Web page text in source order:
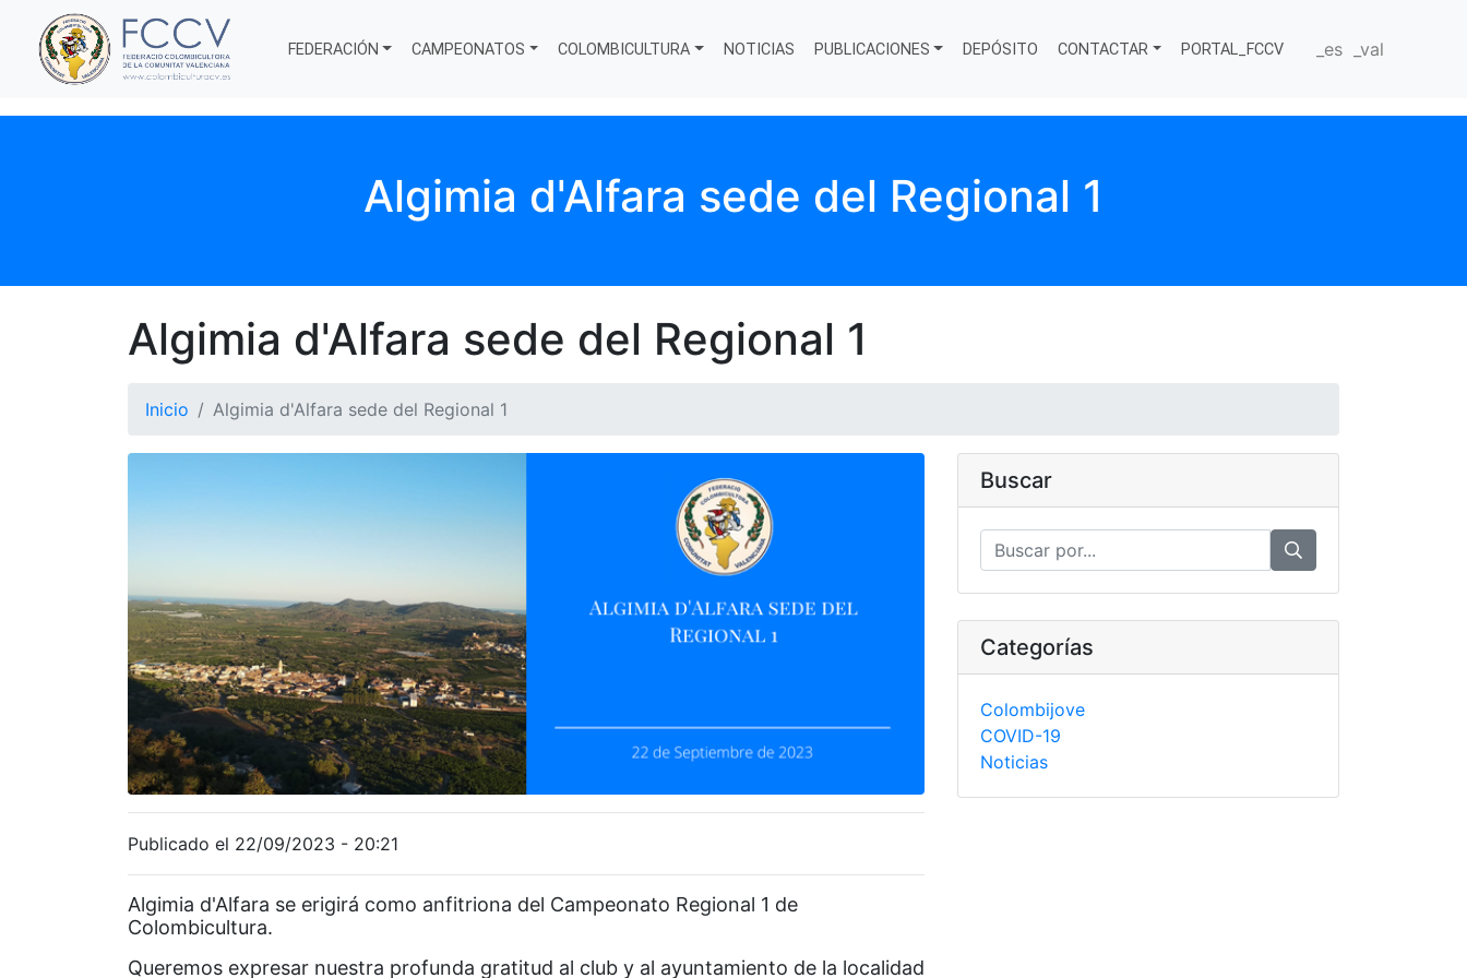
FEDERACIÓN CAMPEONATOS COLOMBICULTURA NOTICIAS PUBLICACIONES DEPÓSITO CONTACTAR PORTAL_FCCV _es _val
Algimia d'Alfara sede del Regional 1
Algimia d'Alfara sede del Regional 1
Inicio Algimia d'Alfara sede del Regional 1
Publicado el 22/09/2023 - 20:21
Algimia d'Alfara se erigirá como anfitriona del Campeonato Regional 1 de
Colombicultura.
Queremos expresar nuestra profunda gratitud al club y al ayuntamiento de la localidad
Buscar
Categorías
Colombijove
COVID-19
Noticias